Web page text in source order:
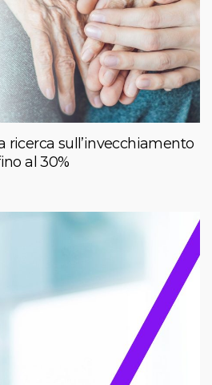
ricerca sull’invecchiamento
al 30%